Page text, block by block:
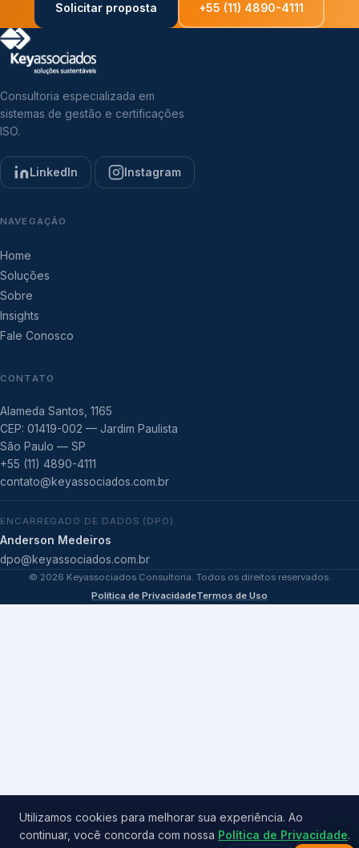
Solicitar proposta +55 (11) 4890-4111
Consultoria especializada em
sistemas de gestão e certificações
ISO.
LinkedIn Instagram
NAVEGAÇÃO
Home
Soluções
Sobre
Insights
Fale Conosco
CONTATO
Alameda Santos, 1165
CEP: 01419-002 — Jardim Paulista
São Paulo — SP
+55 (11) 4890-4111
contato@keyassociados.com.br
ENCARREGADO DE DADOS (DPO)
Anderson Medeiros
dpo@keyassociados.com.br
© 2026 Keyassociados Consultoria. Todos os direitos reservados.
Política de PrivacidadeTermos de Uso
Utilizamos cookies para melhorar sua experiência. Ao
continuar, você concorda com nossa Política de Privacidade.